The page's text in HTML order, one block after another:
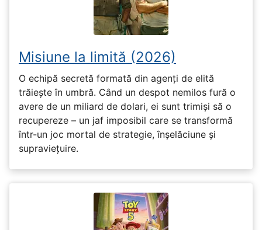
Misiune la limită (2026)
O echipă secretă formată din agenți de elită
trăiește în umbră. Când un despot nemilos fură o
avere de un miliard de dolari, ei sunt trimiși să o
recupereze – un jaf imposibil care se transformă
într-un joc mortal de strategie, înșelăciune și
supraviețuire.